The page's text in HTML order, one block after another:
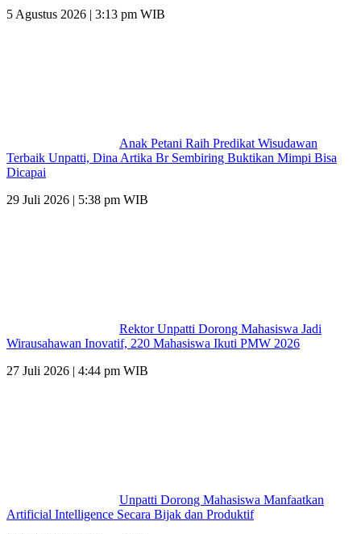
5 Agustus 2026 | 3:13 pm WIB
Anak Petani Raih Predikat Wisudawan
Terbaik Unpatti, Dina Artika Br Sembiring Buktikan Mimpi Bisa
Dicapai
29 Juli 2026 | 5:38 pm WIB
Rektor Unpatti Dorong Mahasiswa Jadi
Wirausahawan Inovatif, 220 Mahasiswa Ikuti PMW 2026
27 Juli 2026 | 4:44 pm WIB
Unpatti Dorong Mahasiswa Manfaatkan
Artificial Intelligence Secara Bijak dan Produktif